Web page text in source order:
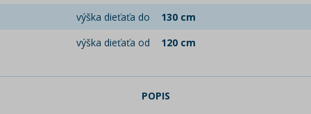
výška dieťaťa do
130 cm
výška dieťaťa od
120 cm
POPIS